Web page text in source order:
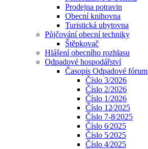
Prodejna potravin
Obecní knihovna
Turistická ubytovna
Půjčování obecní techniky
Štěpkovač
Hlášení obecního rozhlasu
Odpadové hospodářství
Časopis Odpadové fórum
Číslo 3/2026
Číslo 2/2026
Číslo 1/2026
Číslo 12⁄2025
Číslo 7-8⁄2025
Číslo 6⁄2025
Číslo 5⁄2025
Číslo 4⁄2025